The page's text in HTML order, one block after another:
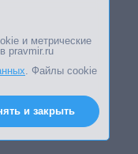
и метрические
в pravmir.ru
. Файлы cookie
и закрыть